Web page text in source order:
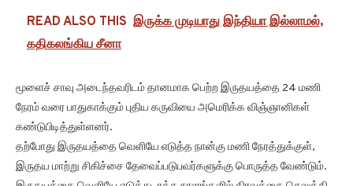
READ ALSO THIS இருக்க முடியாது இந்தியா இல்லாமல்,
கதிகலங்கிய சீனா
மூளைச் சாவு அடைந்தவரிடம் தானமாக பெற்ற இருதயத்தை 24 மணி
நேரம் வரை பாதுகாக்கும் புதிய கருவியை அமெரிக்க விஞ்ஞானிகள்
கண்டுபிடித்துள்ளனர்.
தற்போது இருதயத்தை வெளியே எடுத்த நான்கு மணி நேரத்துக்குள்,
இருதய மாற்று சிகிச்சை தேவைப்படுபவர்களுக்கு பொருத்த வேண்டும்.